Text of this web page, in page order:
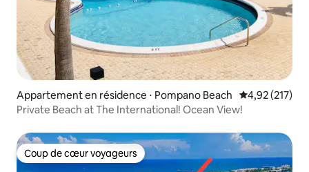
Appartement en résidence ⋅ Pompano Beach Évaluation
4,92 (217)
Private Beach at The International! Ocean View!
Coup de cœur voyageurs
Coup de cœur voyageurs